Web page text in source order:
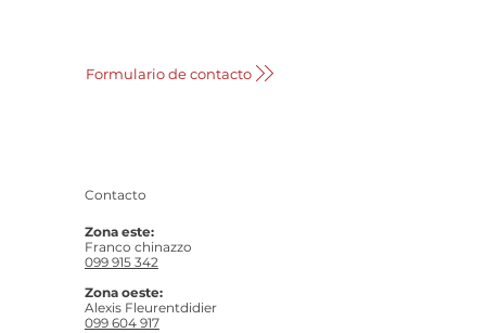
Formulario de contacto
Contacto
Zona este:
Franco chinazzo
099 915 342
Zona oeste:
Alexis Fleurentdidier
099 604 917